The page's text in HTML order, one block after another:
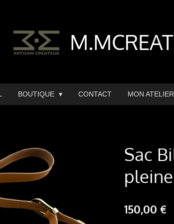
BOUTIQUE CONTACT MON ATELIER
Sac
150,00 €